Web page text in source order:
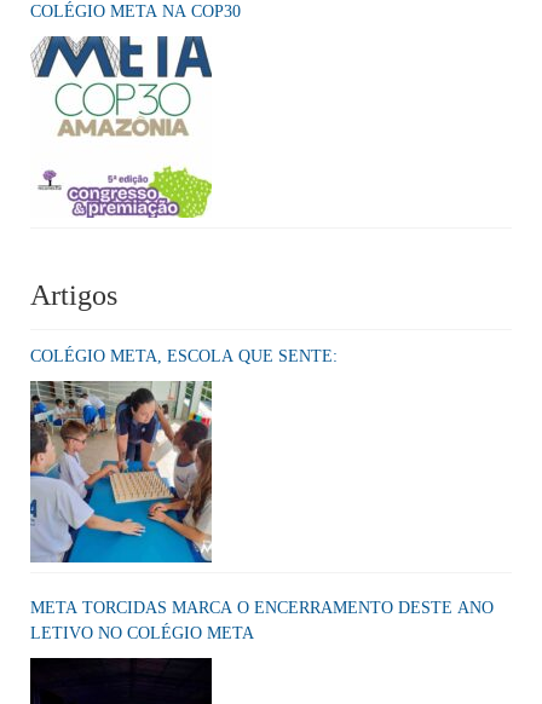
COLÉGIO META NA COP30
Artigos
COLÉGIO META, ESCOLA QUE SENTE:
META TORCIDAS MARCA O ENCERRAMENTO DESTE ANO
LETIVO NO COLÉGIO META